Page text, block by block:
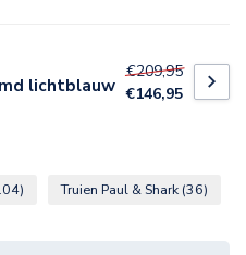
lichtblauw
€209,95
€146,95
Truien Paul & Shark (36)